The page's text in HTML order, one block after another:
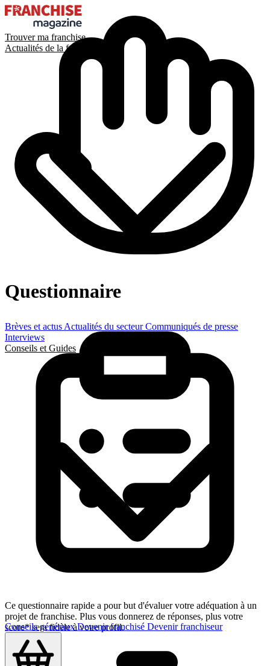
Trouver ma franchise
Actualités de la franchise
Brèves et actus Actualités du secteurCommuniqués de presse
Interviews
Conseils et Guides
Conseils générauxDevenir franchisé Devenir franchiseur
Questionnaire
Ce questionnaire rapide a pour but d'évaluer votre adéquation à un
projet de franchise. Plus vous donnerez de réponses, plus votre
score* sera fidèle à votre profil.